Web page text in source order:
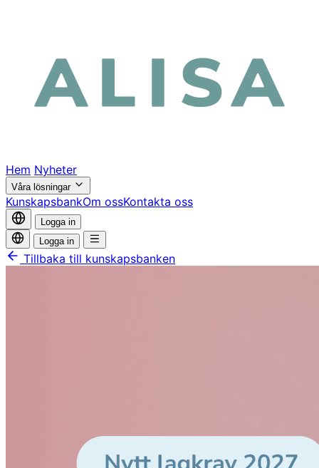
Hem Nyheter
Våra lösningar
KunskapsbankOm ossKontakta oss
Logga in
Logga in
Tillbaka till kunskapsbanken